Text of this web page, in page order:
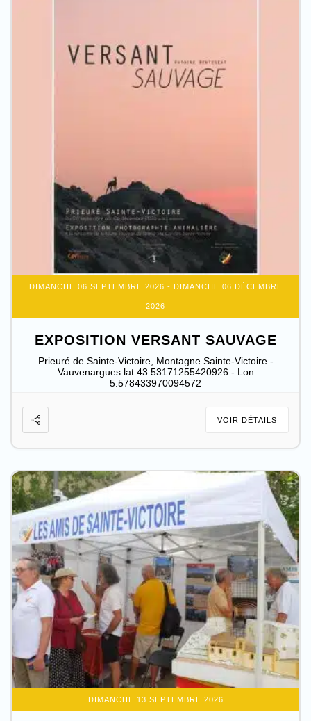
DIMANCHE 06 SEPTEMBRE 2026 - DIMANCHE 06 DÉCEMBRE
2026
EXPOSITION VERSANT SAUVAGE
Prieuré de Sainte-Victoire, Montagne Sainte-Victoire -
Vauvenargues lat 43.53171255420926 - Lon
5.578433970094572
VOIR DÉTAILS
DIMANCHE 13 SEPTEMBRE 2026